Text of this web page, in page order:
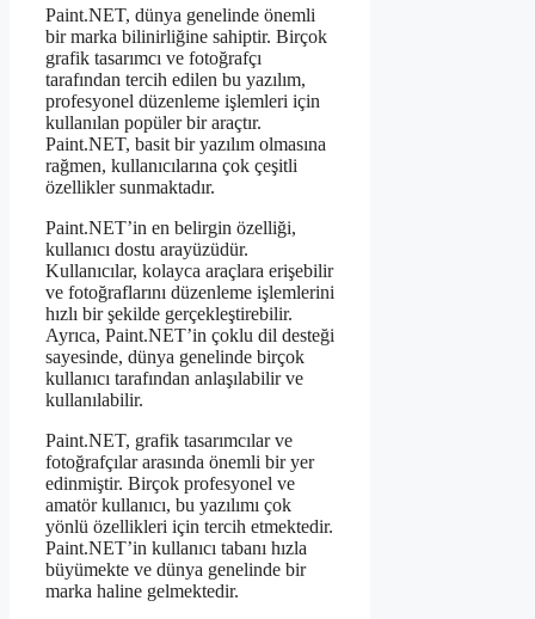
Paint.NET, dünya genelinde önemli
bir marka bilinirliğine sahiptir. Birçok
grafik tasarımcı ve fotoğrafçı
tarafından tercih edilen bu yazılım,
profesyonel düzenleme işlemleri için
kullanılan popüler bir araçtır.
Paint.NET, basit bir yazılım olmasına
rağmen, kullanıcılarına çok çeşitli
özellikler sunmaktadır.
Paint.NET’in en belirgin özelliği,
kullanıcı dostu arayüzüdür.
Kullanıcılar, kolayca araçlara erişebilir
ve fotoğraflarını düzenleme işlemlerini
hızlı bir şekilde gerçekleştirebilir.
Ayrıca, Paint.NET’in çoklu dil desteği
sayesinde, dünya genelinde birçok
kullanıcı tarafından anlaşılabilir ve
kullanılabilir.
Paint.NET, grafik tasarımcılar ve
fotoğrafçılar arasında önemli bir yer
edinmiştir. Birçok profesyonel ve
amatör kullanıcı, bu yazılımı çok
yönlü özellikleri için tercih etmektedir.
Paint.NET’in kullanıcı tabanı hızla
büyümekte ve dünya genelinde bir
marka haline gelmektedir.